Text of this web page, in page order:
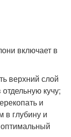
включает в
верхний слой
кучу;
и
в глубину и